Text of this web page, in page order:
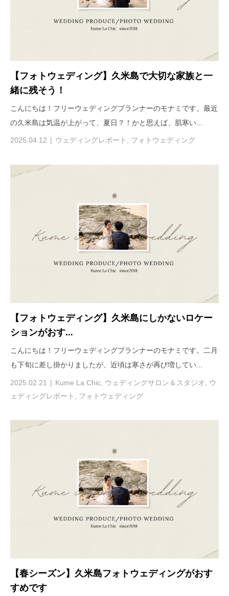
【フォトウェディング】久米島で大切な家族と一
緒に残そう！
こんにちは！フリーウェディングプランナーのモナミです。最近
の久米島は気温が上がって、夏日？！かと思えば、肌寒い...
2025.04.12 ウェディングレポート , フォトウェディング
【フォトウェディング】久米島にしかないロケー
ションがおす...
こんにちは！フリーウェディングプランナーのモナミです。二月
も下旬に差し掛かりましたが、近頃は寒さが再び増してい...
2025.02.21 Kume La Chic ウェディングサロン＆スタジオ
ウ
ェディングレポート
フォトウェディング
【春シーズン】久米島フォトウェディングがおす
すめです